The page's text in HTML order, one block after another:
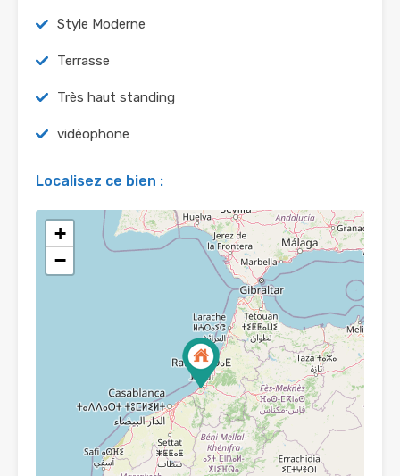
Style Moderne
Terrasse
Très haut standing
vidéophone
Localisez ce bien :
+
−